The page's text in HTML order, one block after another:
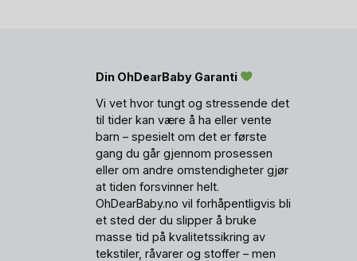
Din OhDearBaby Garanti
Vi vet hvor tungt og stressende det
til tider kan være å ha eller vente
barn – spesielt om det er første
gang du går gjennom prosessen
eller om andre omstendigheter gjør
at tiden forsvinner helt.
OhDearBaby.no vil forhåpentligvis bli
et sted der du slipper å bruke
masse tid på kvalitetssikring av
tekstiler, råvarer og stoffer – men